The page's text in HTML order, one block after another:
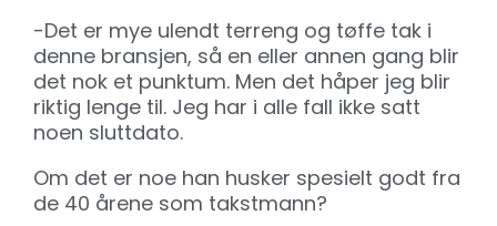
-Det er mye ulendt terreng og tøffe tak i
denne bransjen, så en eller annen gang blir
det nok et punktum. Men det håper jeg blir
riktig lenge til. Jeg har i alle fall ikke satt
noen sluttdato.
Om det er noe han husker spesielt godt fra
de 40 årene som takstmann?